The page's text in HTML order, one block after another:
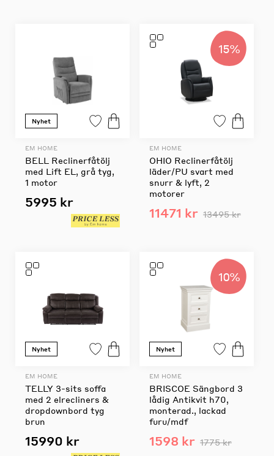
Nyhet
EM HOME
BELL Reclinerfåtölj
med Lift EL, grå tyg,
1 motor
5995 kr
15%
EM HOME
OHIO Reclinerfåtölj
läder/PU svart med
snurr & lyft, 2
motorer
11471 kr 13495 kr
Nyhet
EM HOME
TELLY 3-sits soffa
med 2 elrecliners &
dropdownbord tyg
brun
15990 kr
10%
Nyhet
EM HOME
BRISCOE Sängbord 3
lådig Antikvit h70,
monterad., lackad
furu/mdf
1598 kr 1775 kr